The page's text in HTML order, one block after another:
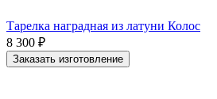
Тарелка наградная из латуни Колос
8 300 ₽
Заказать изготовление